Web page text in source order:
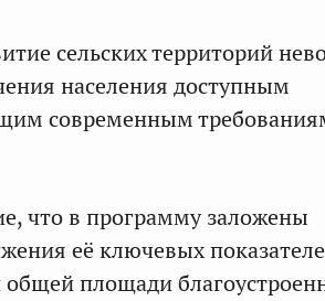
сельских территорий
населения доступным
современным
что в программу заложены
её ключевых
площади